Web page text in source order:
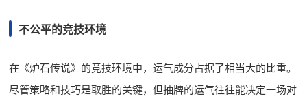
不公平的竞技环境
在《炉石传说》的竞技环境中，运气成分占据了相当大的比重。
尽管策略和技巧是取胜的关键，但抽牌的运气往往能决定一场对